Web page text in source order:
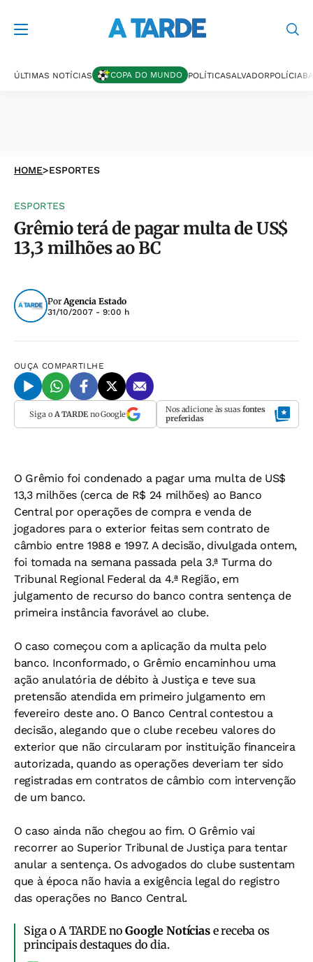
ÚLTIMAS NOTÍCIAS COPA DO MUNDO POLÍTICASALVADORPOLÍCIA
HOME>ESPORTES
ESPORTES
Grêmio terá de pagar multa de US$
13,3 milhões ao BC
PorAgencia Estado
31/10/2007 - 9:00 h
OUÇA COMPARTILHE
Siga o A TARDEno Google Nos adicione às suas fontes
preferidas
O Grêmio foi condenado a pagar uma multa de US$
13,3 milhões (cerca de R$ 24 milhões) ao Banco
Central por operações de compra e venda de
jogadores para o exterior feitas sem contrato de
câmbio entre 1988 e 1997. A decisão, divulgada ontem,
foi tomada na semana passada pela 3.ª Turma do
Tribunal Regional Federal da 4.ª Região, em
julgamento de recurso do banco contra sentença de
primeira instância favorável ao clube.
O caso começou com a aplicação da multa pelo
banco. Inconformado, o Grêmio encaminhou uma
ação anulatória de débito à Justiça e teve sua
pretensão atendida em primeiro julgamento em
fevereiro deste ano. O Banco Central contestou a
decisão, alegando que o clube recebeu valores do
exterior que não circularam por instituição financeira
autorizada, quando as operações deveriam ter sido
registradas em contratos de câmbio com intervenção
de um banco.
O caso ainda não chegou ao fim. O Grêmio vai
recorrer ao Superior Tribunal de Justiça para tentar
anular a sentença. Os advogados do clube sustentam
que à época não havia a exigência legal do registro
das operações no Banco Central.
Siga o A TARDE noGoogle Notíciase receba os
principais destaques do dia.